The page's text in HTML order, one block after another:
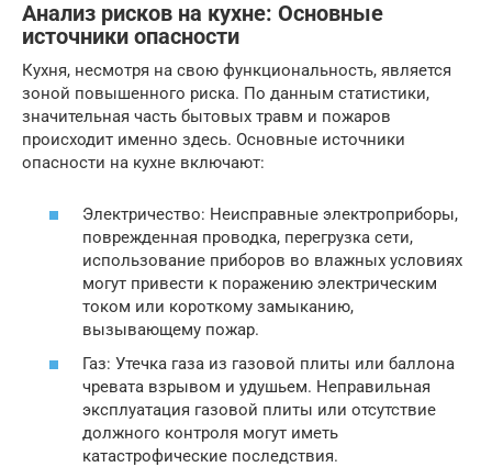
Анализ рисков на кухне: Основные
источники опасности
Кухня, несмотря на свою функциональность, является
зоной повышенного риска. По данным статистики,
значительная часть бытовых травм и пожаров
происходит именно здесь. Основные источники
опасности на кухне включают:
Электричество: Неисправные электроприборы,
поврежденная проводка, перегрузка сети,
использование приборов во влажных условиях
могут привести к поражению электрическим
током или короткому замыканию,
вызывающему пожар.
Газ: Утечка газа из газовой плиты или баллона
чревата взрывом и удушьем. Неправильная
эксплуатация газовой плиты или отсутствие
должного контроля могут иметь
катастрофические последствия.